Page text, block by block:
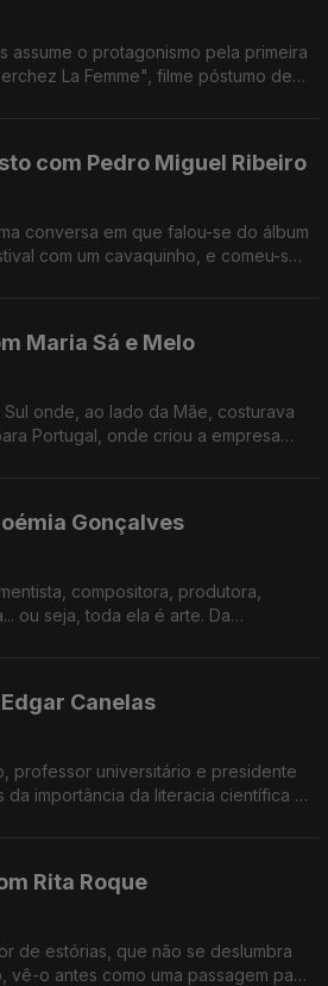
assume o protagonismo pela primeira
La Femme", filme póstumo de
com Pedro Miguel Ribeiro
conversa em que falou-se do álbum
com um cavaquinho, e comeu-se
Maria Sá e Melo
onde, ao lado da Mãe, costurava
Portugal, onde criou a empresa
Gonçalves
compositora, produtora,
ou seja, toda ela é arte. Da
Canelas
professor universitário e presidente
da importância da literacia científica e
Rita Roque
de estórias, que não se deslumbra
vê-o antes como uma passagem para